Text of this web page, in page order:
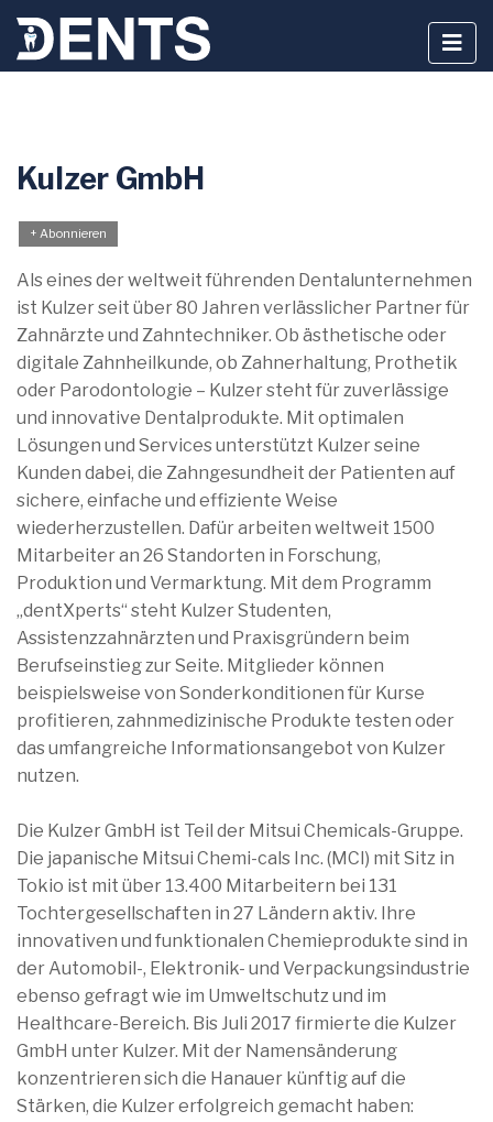
Inhalt
Kulzer GmbH
+ Abonnieren
Als eines der weltweit führenden Dentalunternehmen
ist Kulzer seit über 80 Jahren verlässlicher Partner für
Zahnärzte und Zahntechniker. Ob ästhetische oder
digitale Zahnheilkunde, ob Zahnerhaltung, Prothetik
oder Parodontologie – Kulzer steht für zuverlässige
und innovative Dentalprodukte. Mit optimalen
Lösungen und Services unterstützt Kulzer seine
Kunden dabei, die Zahngesundheit der Patienten auf
sichere, einfache und effiziente Weise
wiederherzustellen. Dafür arbeiten weltweit 1500
Mitarbeiter an 26 Standorten in Forschung,
Produktion und Vermarktung. Mit dem Programm
„dentXperts“ steht Kulzer Studenten,
Assistenzzahnärzten und Praxisgründern beim
Berufseinstieg zur Seite. Mitglieder können
beispielsweise von Sonderkonditionen für Kurse
profitieren, zahnmedizinische Produkte testen oder
das umfangreiche Informationsangebot von Kulzer
nutzen.
Die Kulzer GmbH ist Teil der Mitsui Chemicals-Gruppe.
Die japanische Mitsui Chemi-cals Inc. (MCI) mit Sitz in
Tokio ist mit über 13.400 Mitarbeitern bei 131
Tochtergesellschaften in 27 Ländern aktiv. Ihre
innovativen und funktionalen Chemieprodukte sind in
der Automobil-, Elektronik- und Verpackungsindustrie
ebenso gefragt wie im Umweltschutz und im
Healthcare-Bereich. Bis Juli 2017 firmierte die Kulzer
GmbH unter Kulzer. Mit der Namensänderung
konzentrieren sich die Hanauer künftig auf die
Stärken, die Kulzer erfolgreich gemacht haben: